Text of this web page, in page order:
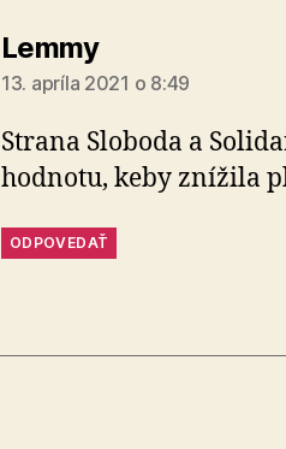
Lemmyhovorí:
13. apríla 2021 o 8:49
Strana Sloboda a
hodnotu, keby znížila
ODPOVEDAŤ